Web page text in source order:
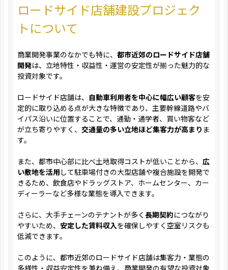
ロードサイド店舗建設プロジェク
トについて
商業開発事業のなかでも特に、 都市近郊のロードサイド店舗
開発は、立地特性・収益性・運営の安定性が揃った魅力的な
投資対象です。
ロードサイド店舗は、 自動車利用者を中心に幅広い顧客を安
定的に取り込める点が大きな特徴であり、主要幹線道路やバ
イパス沿いに位置することで、通勤・通学者、買い物客など
が立ち寄りやすく、 交通量の多い立地ほど集客力が高まり ま
す。
また、都市中心部に比べ土地取得コストが低いことから、 広
い敷地を活用 して駐車場付きの大型店舗や複合施設を開発で
きるため、飲食店やドラッグストア、ホームセンター、カー
ディーラーなど多様な業態を導入できます。
さらに、大手チェーンのテナントが多く 長期契約につながり
やすいため、 安定した賃料収入を確保しやすく空室リスクも
低減できます。
このように、都市近郊のロードサイド店舗は集客力・業態の